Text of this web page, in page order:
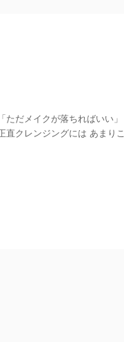
だメイクが落ちればいい」
直クレンジングには あまりこ